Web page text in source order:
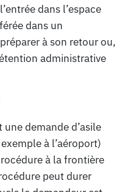
dans l’espace
dans un
à son retour ou,
administrative
demande d’asile
à l’aéroport)
à la frontière
peut durer